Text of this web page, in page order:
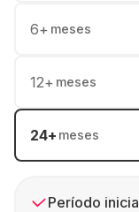
6+ meses
12+ meses
24+ meses
Período